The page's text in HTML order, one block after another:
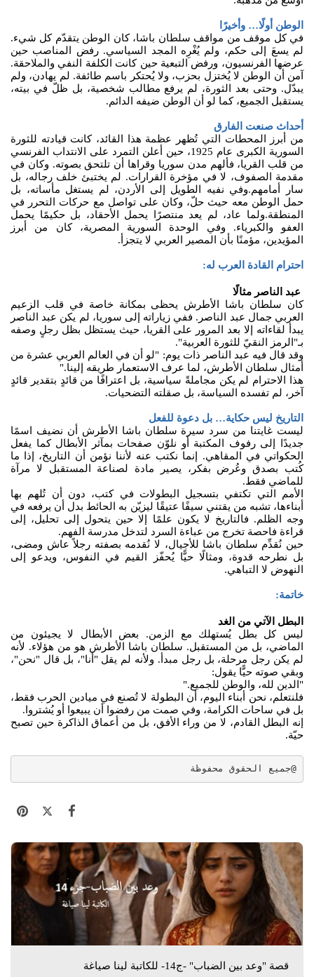
الوطن أولًا… وأخيرًا
في كل موقف من مواقف سلطان باشا، كان الوطن يتقدّم كل شيء.
لم يسعَ إلى حكم، ولم يُغْرِه المجد السياسي. رفض المناصب حين
عرضها الفرنسيون، ورفض التبعية حين كانت الكلفة النفي والملاحقة.
آمن أن الوطن لا يُختزل بحزب، ولا يُحتكر باسم طائفة. لم يهادن، ولم
يبدّل. وحتى بعد الثورة، لم يرفع مطالب شخصية، بل ظلّ في بيته،
يستقبل الجميع، كما لو أن الوطن ضيفه الدائم.
أحداث صنعت الفارق
من أبرز المحطات التي تُظهر عظمة هذا القائد، كانت قيادته للثورة
السورية الكبرى عام 1925، حين أعلن التمرد على الانتداب الفرنسي
من قلب القريا، فألهم مدن سوريا وقراها أن تلتحق بصوته. وكان في
مقدمة الصفوف، لا في مؤخرة القرارات. لم يختبئ خلف رجاله، بل
سار أمامهم.وفي نفيه الطويل إلى الأردن، لم يستغل مأساته، بل
حمل الوطن معه حيث حلّ، وكان على تواصل مع حركات التحرر في
المنطقة.ولما عاد، لم يعد منتصرًا يحمل الأحقاد، بل حكيمًا يحمل
العفو والكبرياء. وفي الوحدة السورية المصرية، كان من أبرز
المؤيدين، مؤمنًا بأن المصير العربي لا يتجزأ.
احترام القادة العرب له:
عبد الناصر مثالًا
كان سلطان باشا الأطرش يحظى بمكانة خاصة في قلب الزعيم
العربي جمال عبد الناصر. ففي زياراته إلى سوريا، لم يكن عبد الناصر
يبدأ لقاءاته إلا بعد المرور على القريا، حيث يستظل بظل رجلٍ وصفه
بـ"الرمز النقيّ للثورة العربية".
وقد قال فيه عبد الناصر ذات يوم: "لو أن في العالم العربي عشرة من
أمثال سلطان الأطرش، لما عرف الاستعمار طريقه إلينا."
هذا الاحترام لم يكن مجاملةً سياسية، بل اعترافًا من قائدٍ بتقدير قائدٍ
آخر، لم تفسده السياسة، بل صقلته التضحيات.
التاريخ ليس حكاية… بل دعوة للفعل
ليست غايتنا من سرد سيرة سلطان باشا الأطرش أن نضيف اسمًا
جديدًا إلى رفوف المكتبة أو نلوّن صفحات بمآثر الأبطال كما يفعل
الحكواتي في المقاهي. إنما نكتب عنه لأننا نؤمن أن التاريخ، إذا ما
كُتب بصدق وعُرض بفكر، يصير مادة لصناعة المستقبل لا مرآة
للماضي فقط.
الأمم التي تكتفي بتسجيل البطولات في كتب، دون أن تُلهم بها
أبناءها، تشبه من يقتني سيفًا عتيقًا ليزيّن به الحائط بدل أن يرفعه في
وجه الظلم. فالتاريخ لا يكون علمًا إلا حين يتحول إلى تحليل، إلى
قراءة فاحصة تخرج من عباءة السرد لتدخل مدرسة الفهم.
حين نُقدِّم سلطان باشا للأجيال، لا نُقدمه بصفته رجلاً عاش ومضى،
بل نطرحه قدوة، ومثالًا حيًّا يُحفّز القيم في النفوس، ويدعو إلى
النهوض لا التباهي.
خاتمة:
البطل الآتي من الغد
ليس كل بطل يُستهلك مع الزمن. بعض الأبطال لا يجيئون من
الماضي، بل من المستقبل. سلطان باشا الأطرش هو من هؤلاء. لأنه
لم يكن رجل مرحلة، بل رجل مبدأ. ولأنه لم يقل "أنا"، بل قال "نحن"،
وبقي صوته حيًّا يقول:
"الدين لله، والوطن للجميع."
فلنتعلم، نحن أبناء اليوم، أن البطولة لا تُصنع في ميادين الحرب فقط،
بل في ساحات الكرامة، وفي صمت من رفضوا أن يبيعوا أو يُشتروا.
إنه البطل القادم، لا من وراء الأفق، بل من أعماق الذاكرة حين تصبح
حيّة.
@جميع الحقوق محفوظة
قصة "وعد بين الضباب" -ج14- للكاتبة لينا صياغة